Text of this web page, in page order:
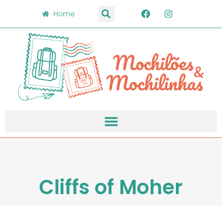
Home
Cliffs of Moher